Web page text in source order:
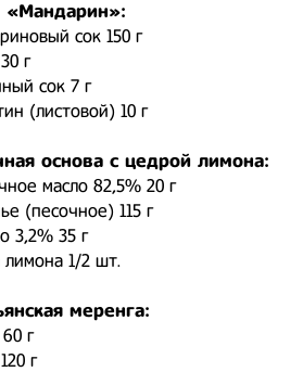
сок 150 г
г
сок 7 г
(листовой) 10 г
основа с цедрой лимона:
масло 82,5% 20 г
(песочное) 115 г
3,2% 35 г
лимона 1/2 шт.
меренга:
г
г